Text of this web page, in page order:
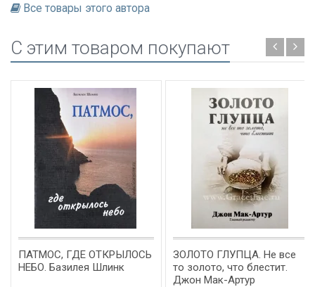
Все товары этого автора
C этим товаром покупают
ПАТМОС, ГДЕ ОТКРЫЛОСЬ
НЕБО. Базилея Шлинк
ЗОЛОТО ГЛУПЦА. Не все
то золото, что блестит.
Джон Мак-Артур